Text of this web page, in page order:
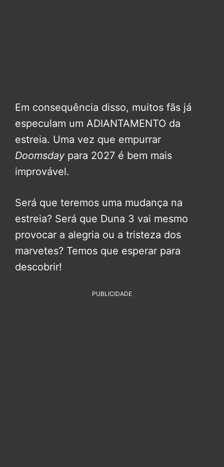
Em consequência disso, muitos fãs já
especulam um ADIANTAMENTO da
estreia. Uma vez que empurrar
Doomsday para 2027 é bem mais
improvável.
Será que teremos uma mudança na
estreia? Será que Duna 3 vai mesmo
provocar a alegria ou a tristeza dos
marvetes? Temos que esperar para
descobrir!
PUBLICIDADE